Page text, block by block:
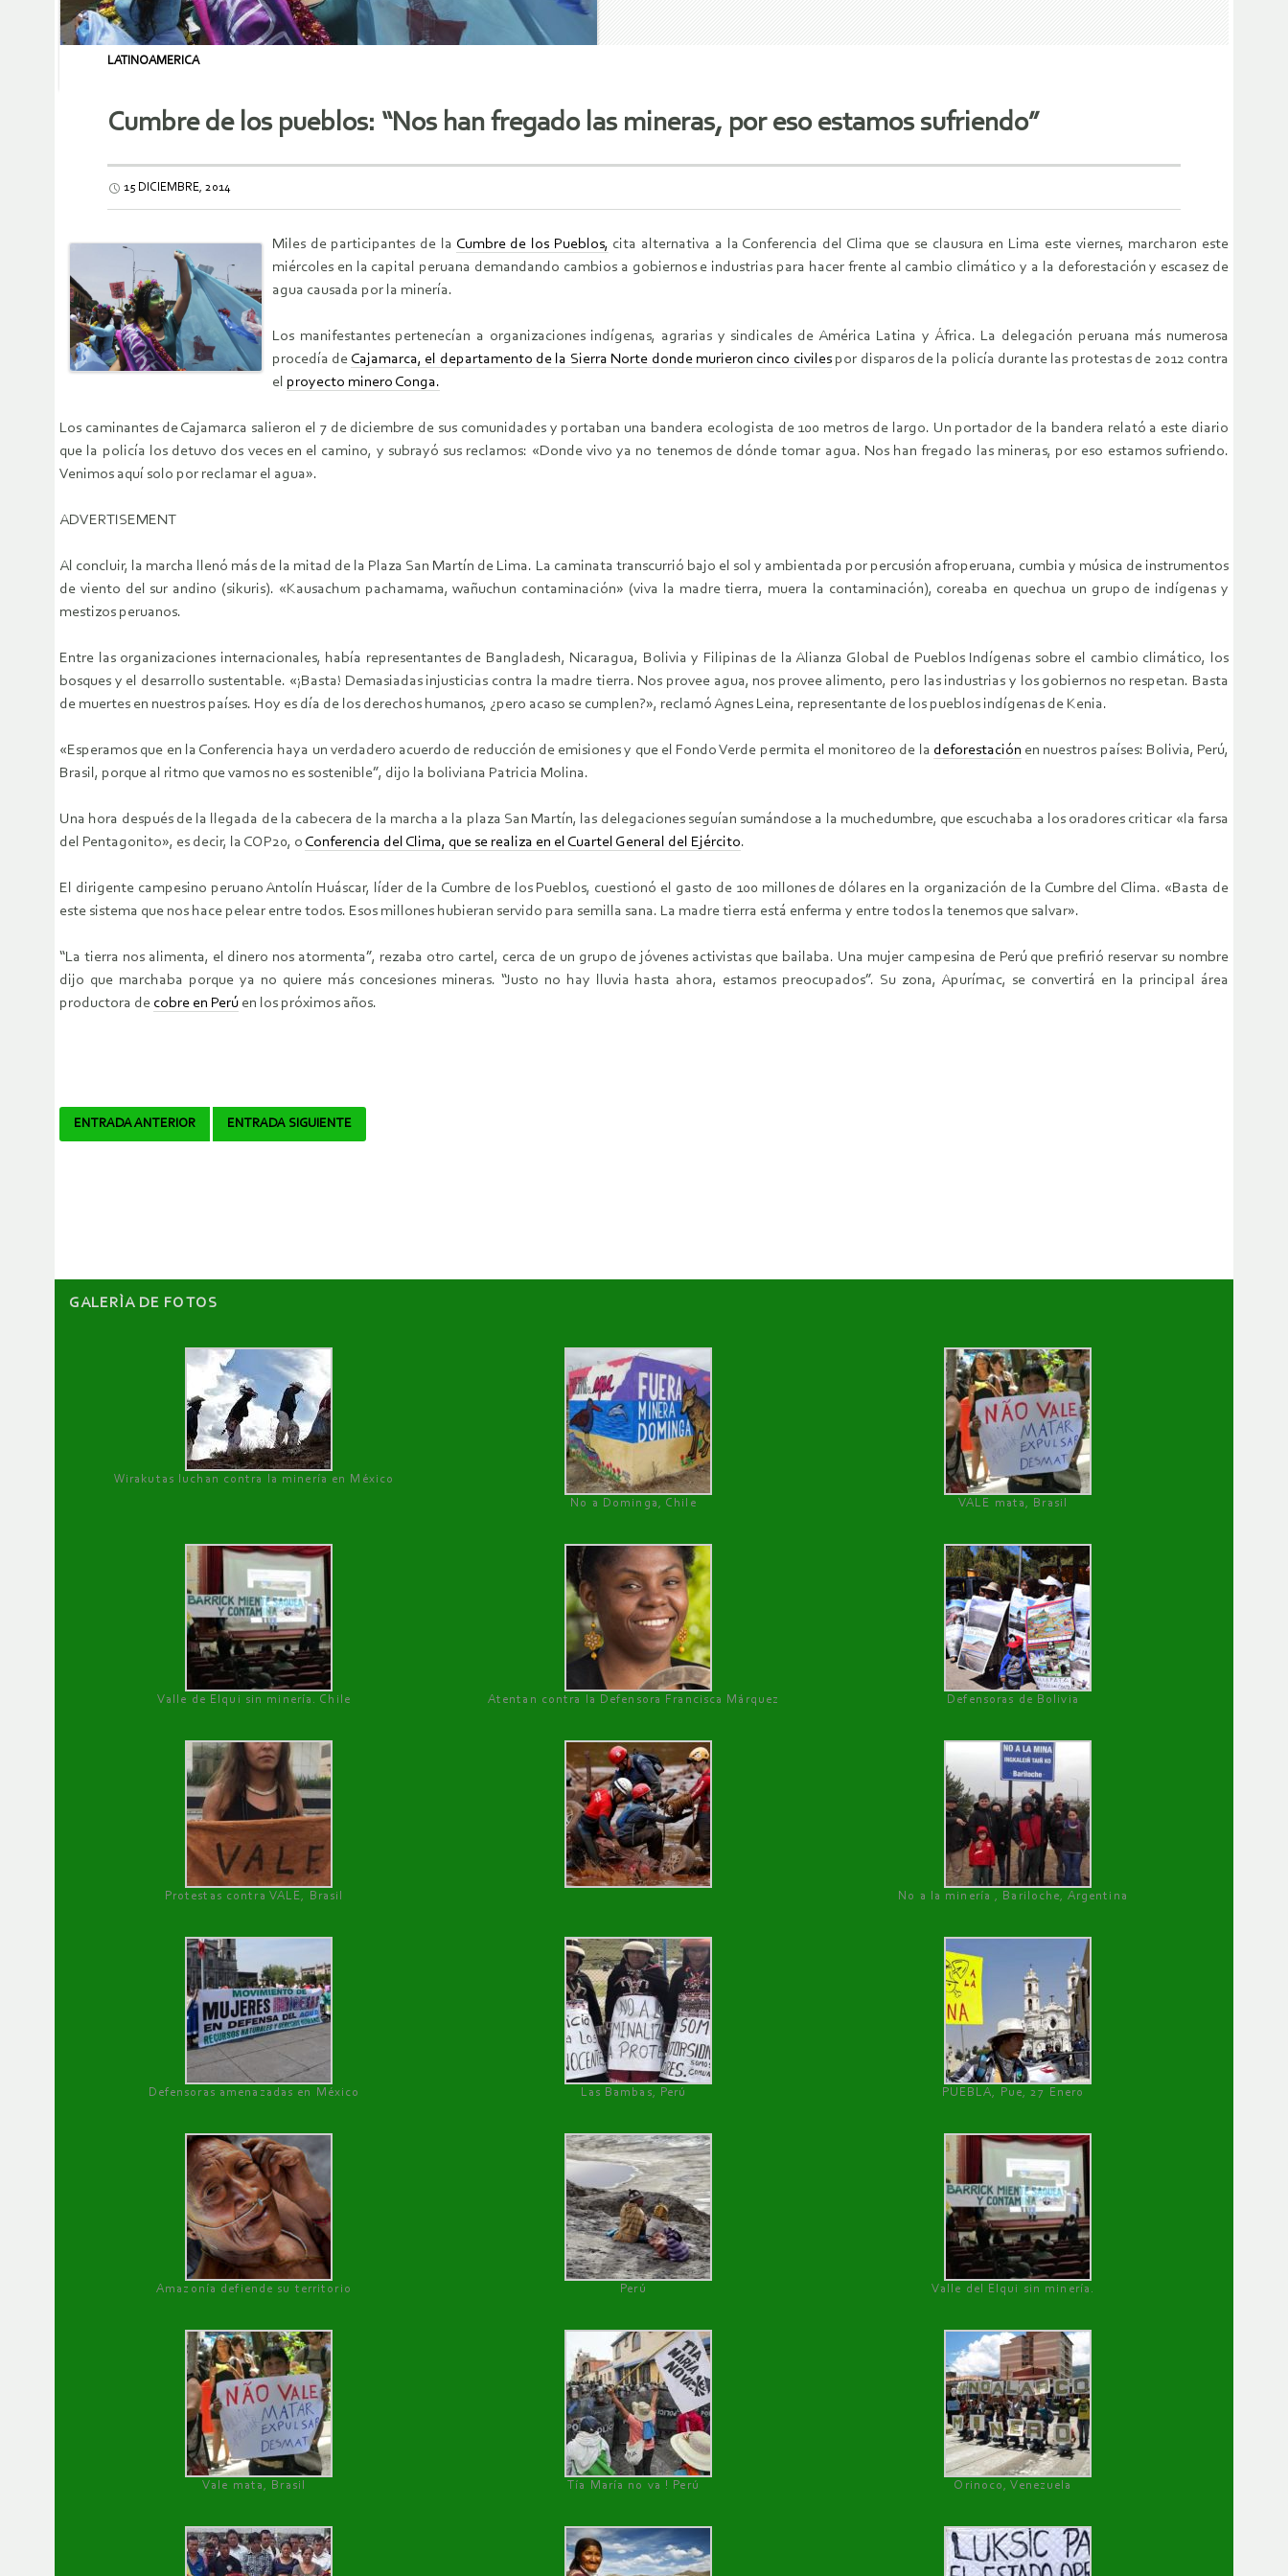
LATINOAMERICA
Cumbre de los pueblos: “Nos han fregado las mineras, por eso estamos sufriendo”
15 DICIEMBRE, 2014
Miles de participantes de la Cumbre de los Pueblos, cita alternativa a la Conferencia del Clima que se clausura en Lima este viernes, marcharon este
miércoles en la capital peruana demandando cambios a gobiernos e industrias para hacer frente al cambio climático y a la deforestación y escasez de
agua causada por la minería.
Los manifestantes pertenecían a organizaciones indígenas, agrarias y sindicales de América Latina y África. La delegación peruana más numerosa
procedía de Cajamarca, el departamento de la Sierra Norte donde murieron cinco civilespor disparos de la policía durante las protestas de 2012 contra
el proyecto minero Conga.
Los caminantes de Cajamarca salieron el 7 de diciembre de sus comunidades y portaban una bandera ecologista de 100 metros de largo. Un portador de la bandera relató a este diario
que la policía los detuvo dos veces en el camino, y subrayó sus reclamos: «Donde vivo ya no tenemos de dónde tomar agua. Nos han fregado las mineras, por eso estamos sufriendo.
Venimos aquí solo por reclamar el agua».
ADVERTISEMENT
Al concluir, la marcha llenó más de la mitad de la Plaza San Martín de Lima. La caminata transcurrió bajo el sol y ambientada por percusión afroperuana, cumbia y música de instrumentos
de viento del sur andino (sikuris). «Kausachum pachamama, wañuchun contaminación» (viva la madre tierra, muera la contaminación), coreaba en quechua un grupo de indígenas y
mestizos peruanos.
Entre las organizaciones internacionales, había representantes de Bangladesh, Nicaragua, Bolivia y Filipinas de la Alianza Global de Pueblos Indígenas sobre el cambio climático, los
bosques y el desarrollo sustentable. «¡Basta! Demasiadas injusticias contra la madre tierra. Nos provee agua, nos provee alimento, pero las industrias y los gobiernos no respetan. Basta
de muertes en nuestros países. Hoy es día de los derechos humanos, ¿pero acaso se cumplen?», reclamó Agnes Leina, representante de los pueblos indígenas de Kenia.
«Esperamos que en la Conferencia haya un verdadero acuerdo de reducción de emisiones y que el Fondo Verde permita el monitoreo de la deforestación en nuestros países: Bolivia, Perú,
Brasil, porque al ritmo que vamos no es sostenible”, dijo la boliviana Patricia Molina.
Una hora después de la llegada de la cabecera de la marcha a la plaza San Martín, las delegaciones seguían sumándose a la muchedumbre, que escuchaba a los oradores criticar «la farsa
del Pentagonito», es decir, la COP20, o Conferencia del Clima, que se realiza en el Cuartel General del Ejército.
El dirigente campesino peruano Antolín Huáscar, líder de la Cumbre de los Pueblos, cuestionó el gasto de 100 millones de dólares en la organización de la Cumbre del Clima. «Basta de
este sistema que nos hace pelear entre todos. Esos millones hubieran servido para semilla sana. La madre tierra está enferma y entre todos la tenemos que salvar».
“La tierra nos alimenta, el dinero nos atormenta”, rezaba otro cartel, cerca de un grupo de jóvenes activistas que bailaba. Una mujer campesina de Perú que prefirió reservar su nombre
dijo que marchaba porque ya no quiere más concesiones mineras. “Justo no hay lluvia hasta ahora, estamos preocupados”. Su zona, Apurímac, se convertirá en la principal área
productora de cobre en Perú en los próximos años.
Navegador
ENTRADA ANTERIOR ENTRADA SIGUIENTE
GALERÌA DE FOTOS
Wirakutas luchan contra la minería en México
No a Dominga, Chile
VALE mata, Brasil
Valle de Elqui sin minería. Chile Atentan contra la Defensora Francisca Márquez Defensoras de Bolivia
Protestas contra VALE, Brasil No a la minería , Bariloche, Argentina
Defensoras amenazadas en México Las Bambas, Perú PUEBLA, Pue, 27 Enero
Amazonía defiende su territorio Perú Valle del Elqui sin minería.
Vale mata, Brasil Tía María no va ! Perú Orinoco, Venezuela